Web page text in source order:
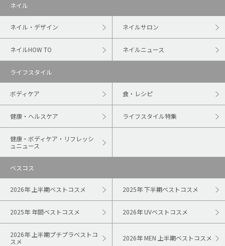
ネイル
ネイル・デザイン ネイルサロン
ネイルHOW TO ネイルニュース
ライフスタイル
ボディケア 食・レシピ
健康・ヘルスケア ライフスタイル特集
健康・ボディケア・リフレッシ
ュニュース
ベスコス
2026年 上半期ベストコスメ 2025年 下半期ベストコスメ
2025年 年間ベストコスメ 2026年 UVベストコスメ
2026年 上半期プチプラベストコ
スメ
2026年 MEN 上半期ベストコスメ